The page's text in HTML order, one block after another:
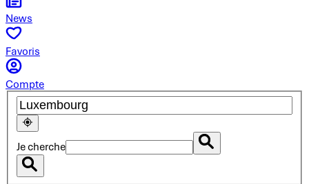
News
Favoris
Compte
Je cherche